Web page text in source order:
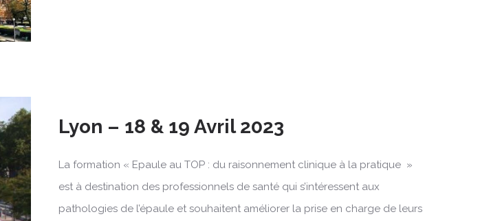
Lyon – 18 & 19 Avril 2023
La formation « Epaule au TOP : du raisonnement clinique à la pratique »
est à destination des professionnels de santé qui s’intéressent aux
pathologies de l’épaule et souhaitent améliorer la prise en charge de leurs